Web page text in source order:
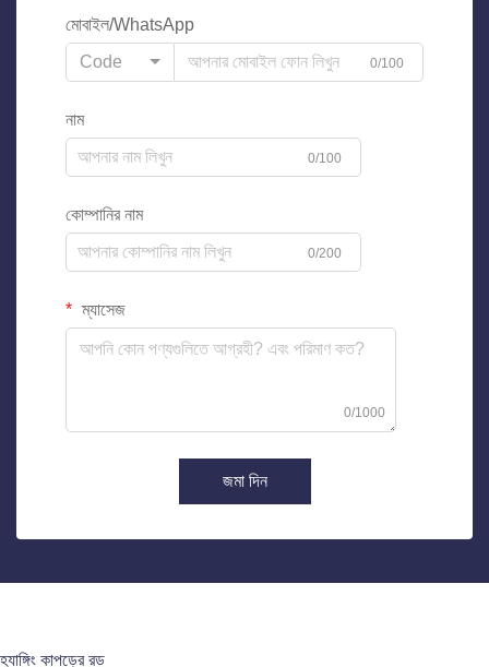
মোবাইল/WhatsApp
Code
0/100
নাম
0/100
কোম্পানির নাম
0/200
ম্যাসেজ
0/1000
জমা দিন
হ্যাঙ্গিং কাপড়ের রড